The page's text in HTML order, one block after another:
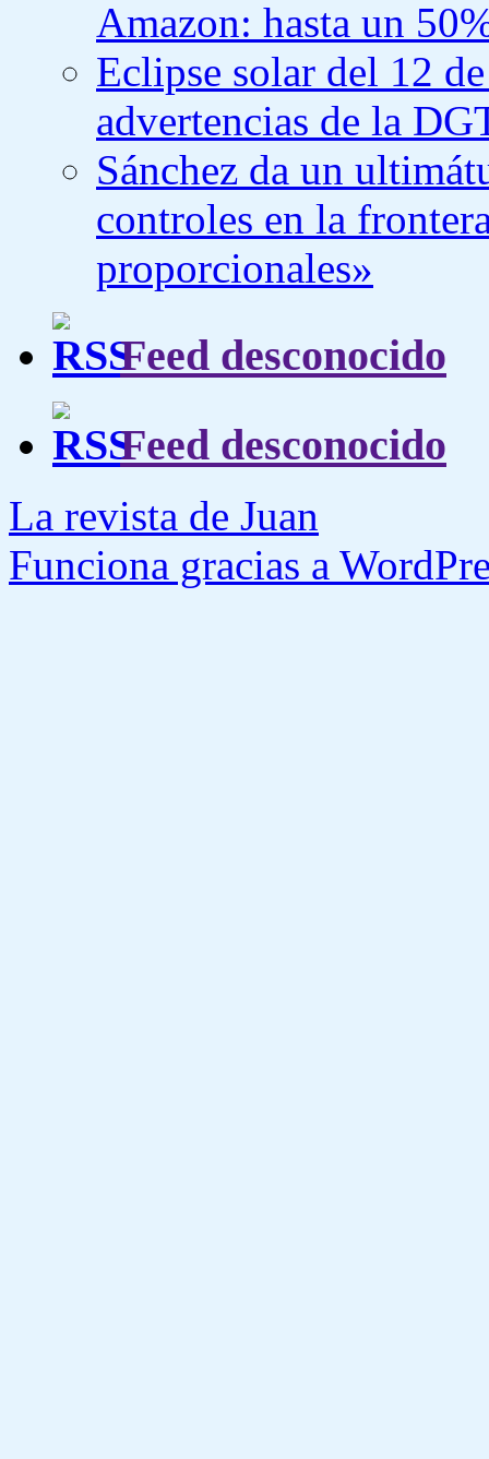
Amazon: hasta un
Eclipse solar del 12
advertencias de la
Sánchez da un
controles en la
proporcionales»
Feed desconocido
Feed desconocido
La revista de Juan
Funciona gracias a